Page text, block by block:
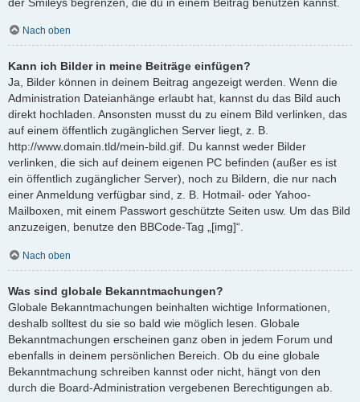
Nach oben
Kann ich Bilder in meine Beiträge einfügen?
Ja, Bilder können in deinem Beitrag angezeigt werden. Wenn die
Administration Dateianhänge erlaubt hat, kannst du das Bild auch
direkt hochladen. Ansonsten musst du zu einem Bild verlinken, das
auf einem öffentlich zugänglichen Server liegt, z. B.
http://www.domain.tld/mein-bild.gif. Du kannst weder Bilder
verlinken, die sich auf deinem eigenen PC befinden (außer es ist
ein öffentlich zugänglicher Server), noch zu Bildern, die nur nach
einer Anmeldung verfügbar sind, z. B. Hotmail- oder Yahoo-
Mailboxen, mit einem Passwort geschützte Seiten usw. Um das Bild
anzuzeigen, benutze den BBCode-Tag „[img]“.
Nach oben
Was sind globale Bekanntmachungen?
Globale Bekanntmachungen beinhalten wichtige Informationen,
deshalb solltest du sie so bald wie möglich lesen. Globale
Bekanntmachungen erscheinen ganz oben in jedem Forum und
ebenfalls in deinem persönlichen Bereich. Ob du eine globale
Bekanntmachung schreiben kannst oder nicht, hängt von den
durch die Board-Administration vergebenen Berechtigungen ab.